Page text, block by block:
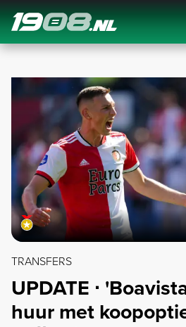
Navigation
TRANSFERS
UPDATE ∙
huur met